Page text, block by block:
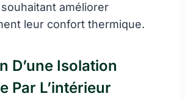
améliorer
leur confort thermique.
D’une Isolation
Par L’intérieur